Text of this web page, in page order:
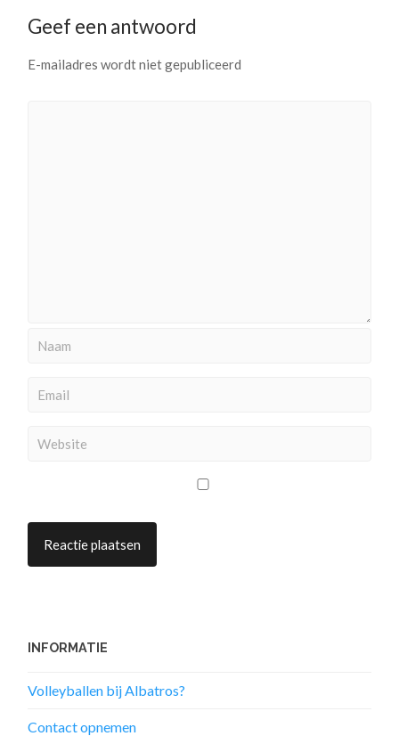
Geef een antwoord
E-mailadres wordt niet gepubliceerd
INFORMATIE
Volleyballen bij Albatros?
Contact opnemen